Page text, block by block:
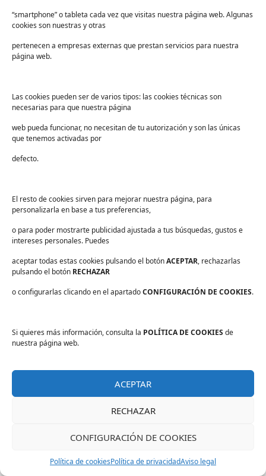
“smartphone” o tableta cada vez que visitas nuestra página web. Algunas
cookies son nuestras y otras
pertenecen a empresas externas que prestan servicios para nuestra
página web.
Las cookies pueden ser de varios tipos: las cookies técnicas son
necesarias para que nuestra página
web pueda funcionar, no necesitan de tu autorización y son las únicas
que tenemos activadas por
defecto.
El resto de cookies sirven para mejorar nuestra página, para
personalizarla en base a tus preferencias,
o para poder mostrarte publicidad ajustada a tus búsquedas, gustos e
intereses personales. Puedes
aceptar todas estas cookies pulsando el botónACEPTAR, rechazarlas
pulsando el botón RECHAZAR
o configurarlas clicando en el apartadoCONFIGURACIÓN DE COOKIES.
Si quieres más información, consulta la POLÍTICA DE COOKIES de
nuestra página web.
ACEPTAR
RECHAZAR
CONFIGURACIÓN DE COOKIES
Política de cookiesPolítica de privacidadAviso legal
sociosanitarios
Si quieres más información sobre la limpieza
y desinfección en los centros sociosanitarios
En PAPELMATIC contamos con más de 55 años
de experiencia acompañando a las personas
que trabajan en los ámbitos sanitarios a
potenciar la higiene de sus instalaciones.
Si necesitas que te asesoremos o quieres
tienes que escribirnos a través de nuestro
formulario de contacto y te responderemos en
¿Todavía no conoces
HygieneIN?
HygieneIN es el sistema inteligente que hemos
todos sus procesos.
permite al personal de limpieza reportar el
trabajo realizado para que los supervisores
este artículote explicamos más ventajas de
usar HygieneIN en los centros sociosanitarios.